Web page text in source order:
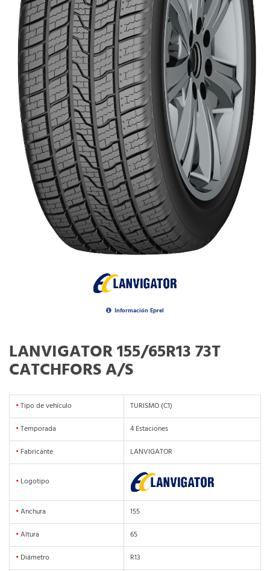
Información Eprel
LANVIGATOR 155/65R13 73T
CATCHFORS A/S
•Tipo de vehículo
TURISMO (C1)
•Temporada
4 Estaciones
• Fabricante LANVIGATOR
• Logotipo
•Anchura
155
•Altura
65
• Diámetro
R13